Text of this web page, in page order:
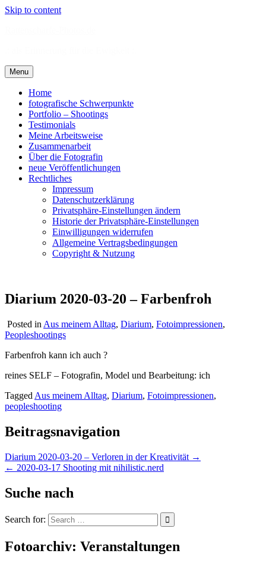
Skip to content
Menu
Home
fotografische Schwerpunkte
Portfolio – Shootings
Testimonials
Meine Arbeitsweise
Zusammenarbeit
Über die Fotografin
neue Veröffentlichungen
Rechtliches
Impressum
Datenschutzerklärung
Privatsphäre-Einstellungen ändern
Historie der Privatsphäre-Einstellungen
Einwilligungen widerrufen
Allgemeine Vertragsbedingungen
Copyright & Nutzung
Diarium 2020-03-20 – Farbenfroh
Posted in Aus meinem Alltag, Diarium, Fotoimpressionen,
Peopleshootings
Farbenfroh kann ich auch ?
reines SELF – Fotografin, Model und Bearbeitung: ich
Tagged Aus meinem Alltag, Diarium, Fotoimpressionen,
peopleshooting
Beitragsnavigation
Diarium 2020-03-20 – Verloren in der Kreativität →
← 2020-03-17 Shooting mit nihilistic.nerd
Suche nach
Search for:
Fotoarchiv: Veranstaltungen